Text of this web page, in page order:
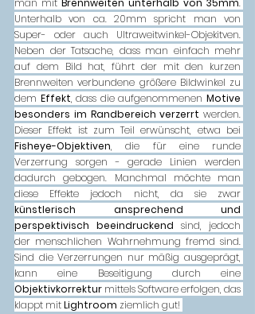
man mit Brennweiten unterhalb von 35mm.
Unterhalb von ca. 20mm spricht man von
Super- oder auch Ultraweitwinkel-Objekitven.
Neben der Tatsache, dass man einfach mehr
auf dem Bild hat, führt der mit den kurzen
Brennweiten verbundene größere Bildwinkel zu
dem Effekt, dass die aufgenommenen Motive
besonders im Randbereich verzerrt werden.
Fisheye-Objektiven, die für eine runde
Verzerrung sorgen - gerade Linien werden
dadurch gebogen. Manchmal möchte man
künstlerisch ansprechend und
perspektivisch beeindruckend sind, jedoch
der menschlichen Wahrnehmung fremd sind.
Sind die Verzerrungen nur mäßig ausgeprägt,
Objektivkorrektur mittels Software erfolgen, das
klappt mit Lightroom ziemlich gut!